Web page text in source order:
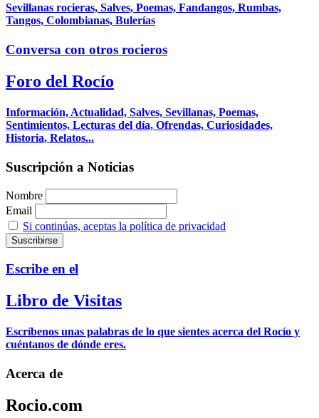
Sevillanas rocieras, Salves, Poemas, Fandangos, Rumbas,
Tangos, Colombianas, Bulerías
Conversa con otros rocieros
Foro del Rocío
Información, Actualidad, Salves, Sevillanas, Poemas,
Sentimientos, Lecturas del día, Ofrendas, Curiosidades,
Historia, Relatos...
Suscripción a Noticias
Nombre
Email
Si continúas, aceptas la política de privacidad
Escribe en el
Libro de Visitas
Escríbenos unas palabras de lo que sientes acerca del Rocío y
cuéntanos de dónde eres.
Acerca de
Rocio.com